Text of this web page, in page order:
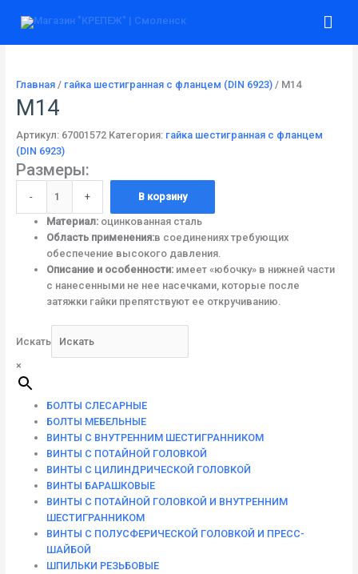
Главная/ гайка шестигранная с фланцем (DIN 6923)/ М14
М14
Артикул: 67001572 Категория: гайка шестигранная с фланцем
(DIN 6923)
Размеры:
-
товара
+ В корзину
Материал:оцинкованная сталь
Область применения:в соединениях требующих
обеспечение высокого давления.
Описание и особенности:имеет «юбочку» в нижней части
с нанесенными не нее насечками, которые после
затяжки гайки препятствуют ее откручиванию.
Искать
×
БОЛТЫ СЛЕСАРНЫЕ
БОЛТЫ МЕБЕЛЬНЫЕ
ВИНТЫ С ВНУТРЕННИМ ШЕСТИГРАННИКОМ
ВИНТЫ С ПОТАЙНОЙ ГОЛОВКОЙ
ВИНТЫ С ЦИЛИНДРИЧЕСКОЙ ГОЛОВКОЙ
ВИНТЫ БАРАШКОВЫЕ
ВИНТЫ С ПОТАЙНОЙ ГОЛОВКОЙ И ВНУТРЕННИМ
ШЕСТИГРАННИКОМ
ВИНТЫ С ПОЛУСФЕРИЧЕСКОЙ ГОЛОВКОЙ И ПРЕСС-
ШАЙБОЙ
ШПИЛЬКИ РЕЗЬБОВЫЕ